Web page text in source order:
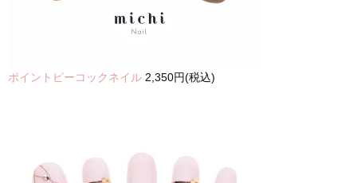
ポイントピーコックネイル 2,350円(税込)